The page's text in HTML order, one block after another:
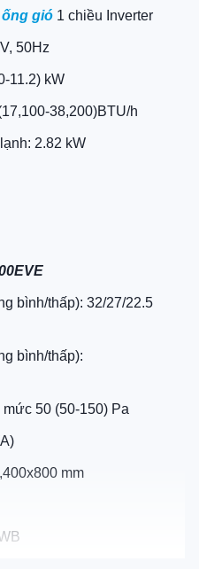
gió 1 chiều Inverter
50Hz
11.2) kW
38,200)BTU/h
2.82 kW
bình/thấp): 32/27/22.5
bình/thấp):
50 (50-150) Pa
mm